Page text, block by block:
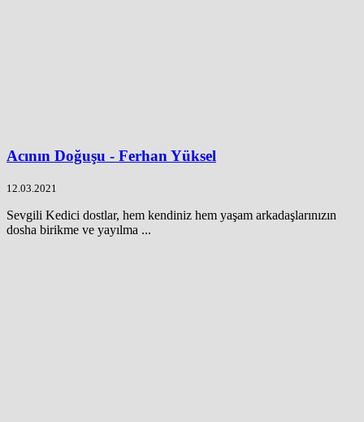
Acının Doğuşu - Ferhan Yüksel
12.03.2021
Sevgili Kedici dostlar, hem kendiniz hem yaşam arkadaşlarınızın
dosha birikme ve yayılma ...